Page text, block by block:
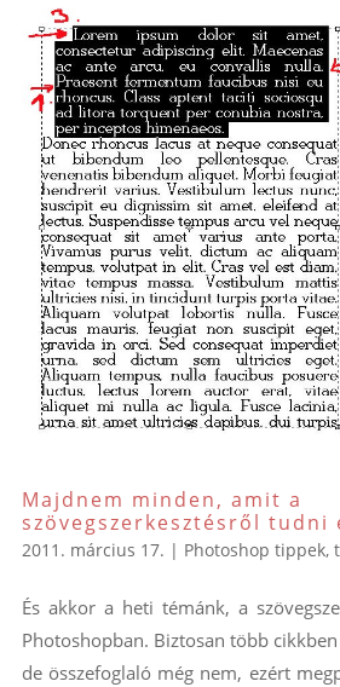
Majdnem minden, amit a
szövegszerkesztésről tudni
2011. március 17. | Photoshop tippek,
És akkor a heti témánk, a
Photoshopban. Biztosan több
de összefoglaló még nem, ezért